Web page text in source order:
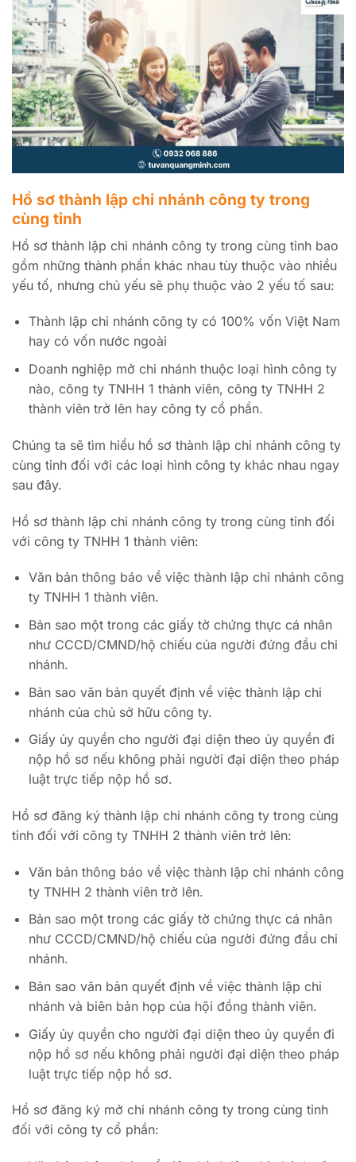
Hồ sơ thành lập chi nhánh công ty trong
cùng tỉnh
Hồ sơ thành lập chi nhánh công ty trong cùng tỉnh bao
gồm những thành phần khác nhau tùy thuộc vào nhiều
yếu tố, nhưng chủ yếu sẽ phụ thuộc vào 2 yếu tố sau:
Thành lập chi nhánh công ty có 100% vốn Việt Nam
hay có vốn nước ngoài
Doanh nghiệp mở chi nhánh thuộc loại hình công ty
nào, công ty TNHH 1 thành viên, công ty TNHH 2
thành viên trở lên hay công ty cổ phần.
Chúng ta sẽ tìm hiểu hồ sơ thành lập chi nhánh công ty
cùng tỉnh đối với các loại hình công ty khác nhau ngay
sau đây.
Hồ sơ thành lập chi nhánh công ty trong cùng tỉnh đối
với công ty TNHH 1 thành viên:
Văn bản thông báo về việc thành lập chi nhánh công
ty TNHH 1 thành viên.
Bản sao một trong các giấy tờ chứng thực cá nhân
như CCCD/CMND/hộ chiếu của người đứng đầu chi
nhánh.
Bản sao văn bản quyết định về việc thành lập chi
nhánh của chủ sở hữu công ty.
Giấy ủy quyền cho người đại diện theo ủy quyền đi
nộp hồ sơ nếu không phải người đại diện theo pháp
luật trực tiếp nộp hồ sơ.
Hồ sơ đăng ký thành lập chi nhánh công ty trong cùng
tỉnh đối với công ty TNHH 2 thành viên trở lên:
Văn bản thông báo về việc thành lập chi nhánh công
ty TNHH 2 thành viên trở lên.
Bản sao một trong các giấy tờ chứng thực cá nhân
như CCCD/CMND/hộ chiếu của người đứng đầu chi
nhánh.
Bản sao văn bản quyết định về việc thành lập chi
nhánh và biên bản họp của hội đồng thành viên.
Giấy ủy quyền cho người đại diện theo ủy quyền đi
nộp hồ sơ nếu không phải người đại diện theo pháp
luật trực tiếp nộp hồ sơ.
Hồ sơ đăng ký mở chi nhánh công ty trong cùng tỉnh
đối với công ty cổ phần: